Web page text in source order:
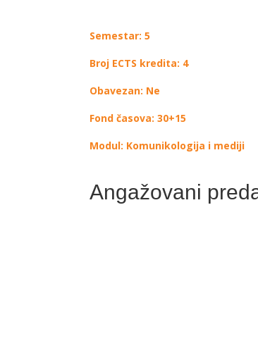
Semestar: 5
Broj ECTS kredita: 4
Obavezan: Ne
Fond časova: 30+15
Modul: Komunikologija i mediji
Angažovani